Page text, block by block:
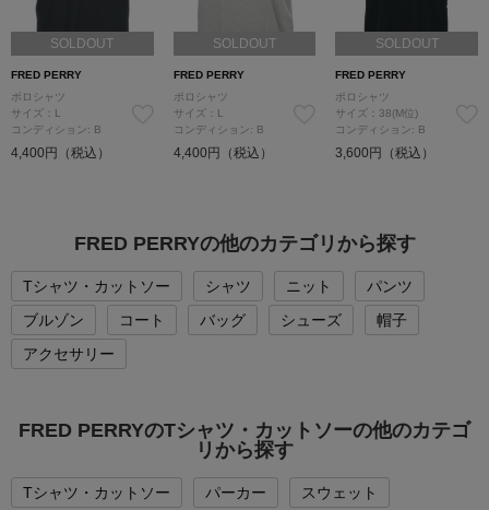
SOLDOUT
FRED PERRY
ポロシャツ
サイズ：L
コンディション: B
4,400円（税込）
SOLDOUT
FRED PERRY
ポロシャツ
サイズ：L
コンディション: B
4,400円（税込）
SOLDOUT
FRED PERRY
ポロシャツ
サイズ：38(M位)
コンディション: B
3,600円（税込）
FRED PERRYの他のカテゴリから探す
Tシャツ・カットソー シャツ ニット
パンツ
ブルゾン
コート バッグ シューズ
帽子
アクセサリー
FRED PERRYのTシャツ・カットソーの他のカテゴ
リから探す
Tシャツ・カットソー パーカー スウェット